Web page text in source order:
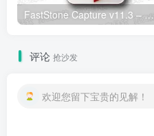
FastStone Capture v11.3 – 轻量高效屏幕截图与录屏工具
评论 抢沙发
欢迎您留下宝贵的见解！